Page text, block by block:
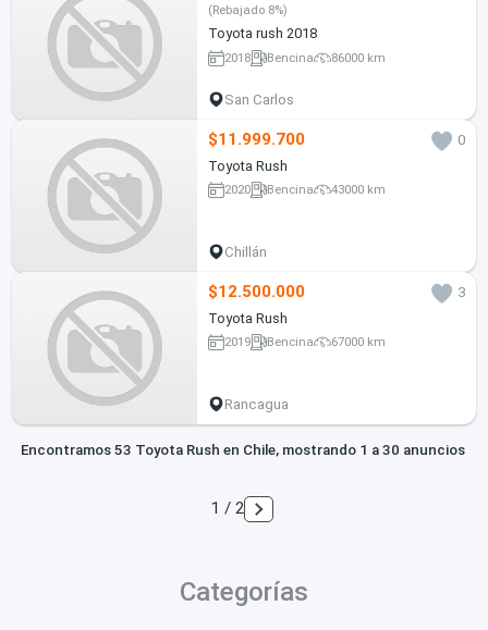
(Rebajado 8%)
Toyota rush 2018
2018 Bencina 86000 km
San Carlos
$11.999.700
0
Toyota Rush
2020 Bencina 43000 km
Chillán
$12.500.000
3
Toyota Rush
2019 Bencina 67000 km
Rancagua
Encontramos 53 Toyota Rush en Chile, mostrando 1 a 30 anuncios
1 / 2
Categorías